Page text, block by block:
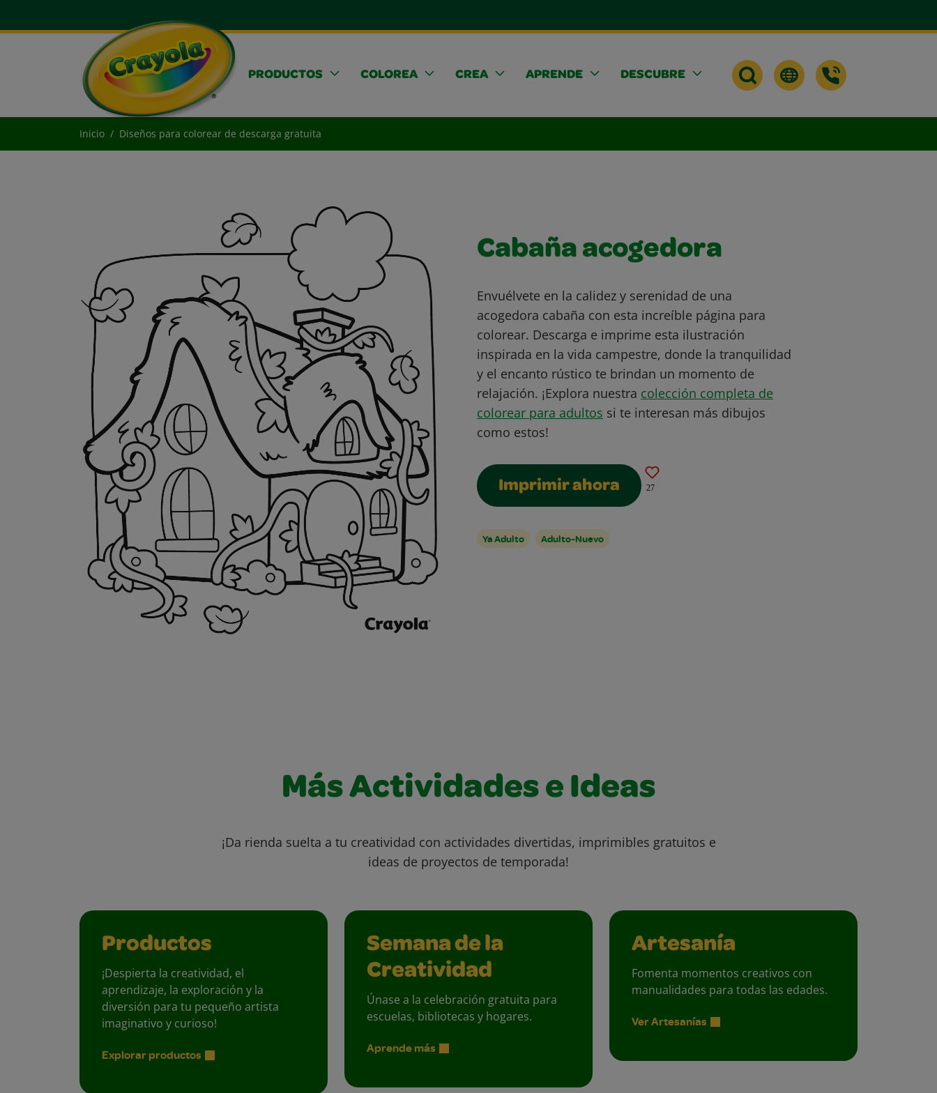
PRODUCTOS COLOREA CREA APRENDE DESCUBRE
Inicio Diseños para colorear de descarga gratuita
Cabaña acogedora
Envuélvete en la calidez y serenidad de una
acogedora cabaña con esta increíble página para
colorear. Descarga e imprime esta ilustración
inspirada en la vida campestre, donde la tranquilidad
y el encanto rústico te brindan un momento de
relajación. ¡Explora nuestra colección completa de
colorear para adultos si te interesan más dibujos
como estos!
Imprimir ahora 27
Ya Adulto Adulto-Nuevo
Más Actividades e Ideas
¡Da rienda suelta a tu creatividad con actividades divertidas, imprimibles gratuitos e
ideas de proyectos de temporada!
Productos
¡Despierta la creatividad, el
aprendizaje, la exploración y la
diversión para tu pequeño artista
imaginativo y curioso!
Explorar productos
Semana de la
Creatividad
Únase a la celebración gratuita para
escuelas, bibliotecas y hogares.
Aprende más
Artesanía
Fomenta momentos creativos con
manualidades para todas las edades.
Ver Artesanías